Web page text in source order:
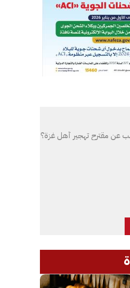
عن مقترح تهجير أهل غزة؟